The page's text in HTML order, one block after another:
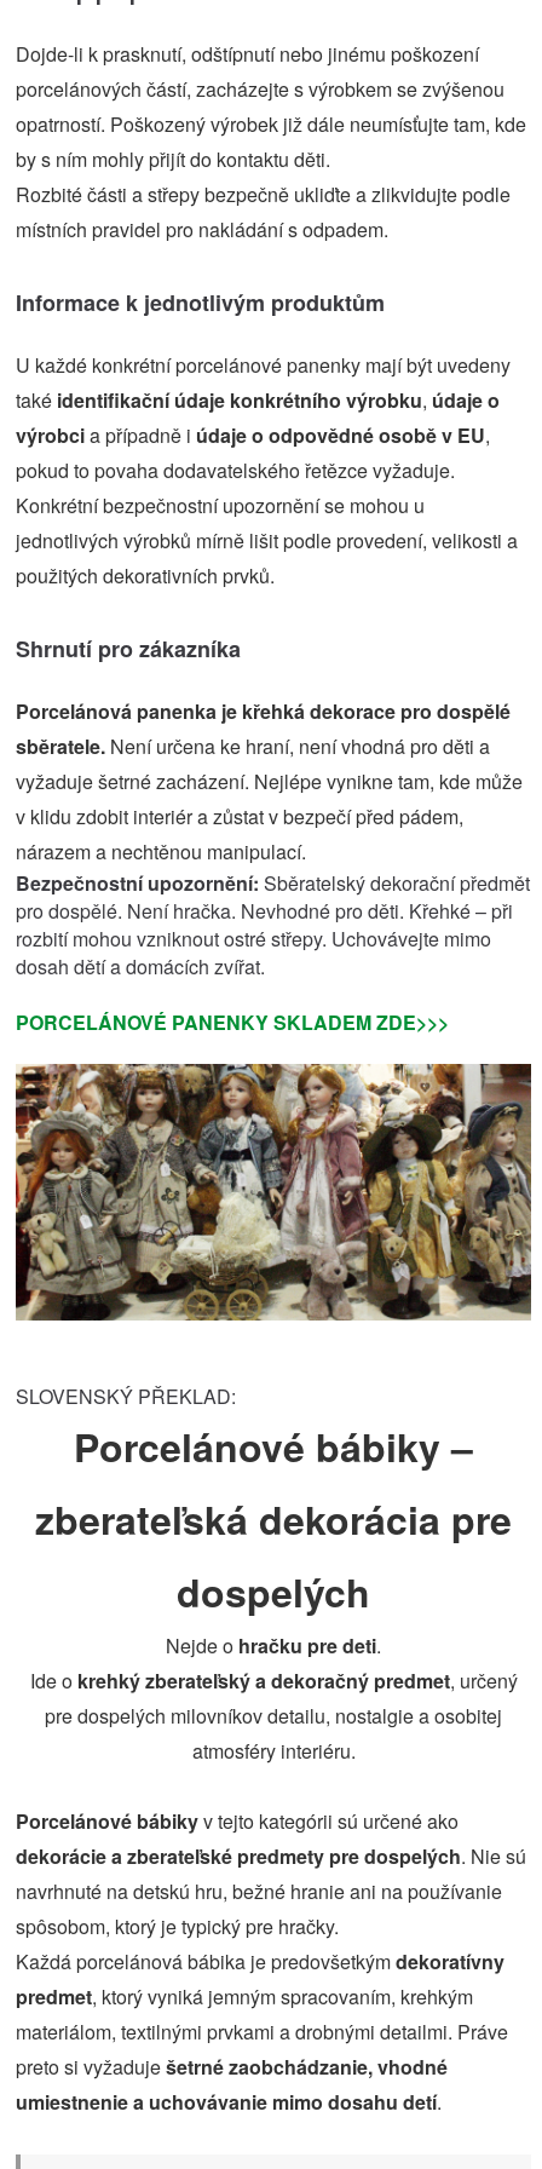
Dojde-li k prasknutí, odštípnutí nebo jinému poškození
porcelánových částí, zacházejte s výrobkem se zvýšenou
opatrností. Poškozený výrobek již dále neumísťujte tam, kde
by s ním mohly přijít do kontaktu děti.
Rozbité části a střepy bezpečně ukliďte a zlikvidujte podle
místních pravidel pro nakládání s odpadem.
Informace k jednotlivým produktům
U každé konkrétní porcelánové panenky mají být uvedeny
také identifikační údaje konkrétního výrobku, údaje o
výrobcia případně i údaje o odpovědné osobě v EU,
pokud to povaha dodavatelského řetězce vyžaduje.
Konkrétní bezpečnostní upozornění se mohou u
jednotlivých výrobků mírně lišit podle provedení, velikosti a
použitých dekorativních prvků.
Shrnutí pro zákazníka
Porcelánová panenka je křehká dekorace pro dospělé
sběratele. Není určena ke hraní, není vhodná pro děti a
vyžaduje šetrné zacházení. Nejlépe vynikne tam, kde může
v klidu zdobit interiér a zůstat v bezpečí před pádem,
nárazem a nechtěnou manipulací.
Bezpečnostní upozornění: Sběratelský dekorační předmět
pro dospělé. Není hračka. Nevhodné pro děti. Křehké – při
rozbití mohou vzniknout ostré střepy. Uchovávejte mimo
dosah dětí a domácích zvířat.
PORCELÁNOVÉ PANENKY SKLADEM ZDE>>>
SLOVENSKÝ PŘEKLAD:
Porcelánové bábiky –
zberateľská dekorácia pre
dospelých
Nejde o hračku pre deti.
Ide o krehký zberateľský a dekoračný predmet, určený
pre dospelých milovníkov detailu, nostalgie a osobitej
atmosféry interiéru.
Porcelánové bábikyv tejto kategórii sú určené ako
dekorácie a zberateľské predmety pre dospelých. Nie sú
navrhnuté na detskú hru, bežné hranie ani na používanie
spôsobom, ktorý je typický pre hračky.
Každá porcelánová bábika je predovšetkýmdekoratívny
predmet, ktorý vyniká jemným spracovaním, krehkým
materiálom, textilnými prvkami a drobnými detailmi. Práve
preto si vyžaduješetrné zaobchádzanie, vhodné
umiestnenie a uchovávanie mimo dosahu detí.